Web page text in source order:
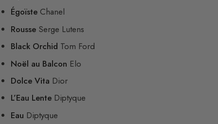
Égoïste Chanel
Rousse Serge Lutens
Black Orchid Tom Ford
Noël au Balcon Elo
Dolce Vita Dior
L’Eau Lente Diptyque
Eau Diptyque